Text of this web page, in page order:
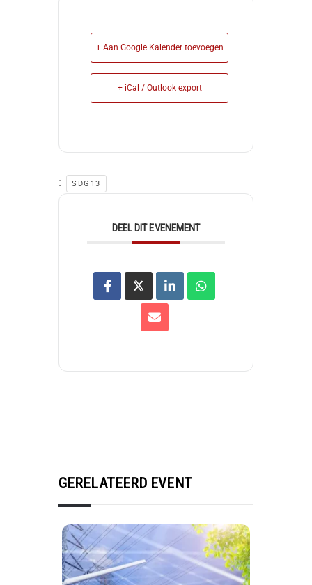
+ Aan Google Kalender toevoegen
+ iCal / Outlook export
: SDG13
DEEL DIT EVENEMENT
GERELATEERD EVENT